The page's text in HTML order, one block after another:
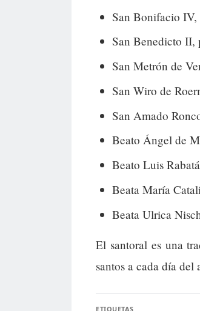
San Bonifacio IV,
San Benedicto II,
San Metrón de
San Wiro de
San Amado
Beato Ángel de
Beato Luis
Beata María
Beata Ulrica
El santoral es una
santos a cada día del
ETIQUETAS